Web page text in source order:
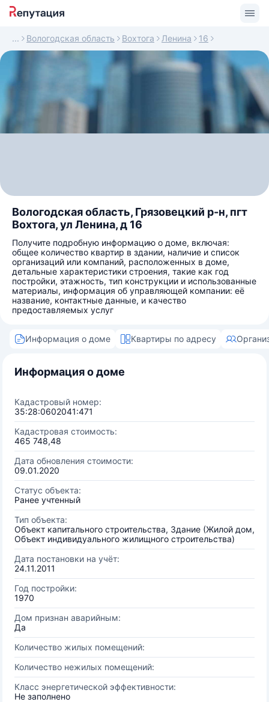
Вологодская область Вохтога Ленина 16
Вологодская область, Грязовецкий р-н, пгт
Вохтога, ул Ленина, д 16
Получите подробную информацию о доме, включая:
общее количество квартир в здании, наличие и список
организаций или компаний, расположенных в доме,
детальные характеристики строения, такие как год
постройки, этажность, тип конструкции и использованные
материалы, информация об управляющей компании: её
название, контактные данные, и качество
предоставляемых услуг
Информация о доме Квартиры по адресу
Информация о доме
Кадастровый номер:
35:28:0602041:471
Кадастровая стоимость:
465 748,48
Дата обновления стоимости:
09.01.2020
Статус объекта:
Ранее учтенный
Тип объекта:
Объект капитального строительства, Здание (Жилой дом,
Объект индивидуального жилищного строительства)
Дата постановки на учёт:
24.11.2011
Год постройки:
1970
Дом признан аварийным:
Да
Количество жилых помещений:
Количество нежилых помещений:
Класс энергетической эффективности:
Не заполнено